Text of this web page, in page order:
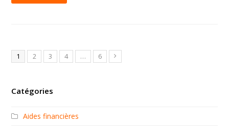
1 2 3 4 … 6
Catégories
Aides financières